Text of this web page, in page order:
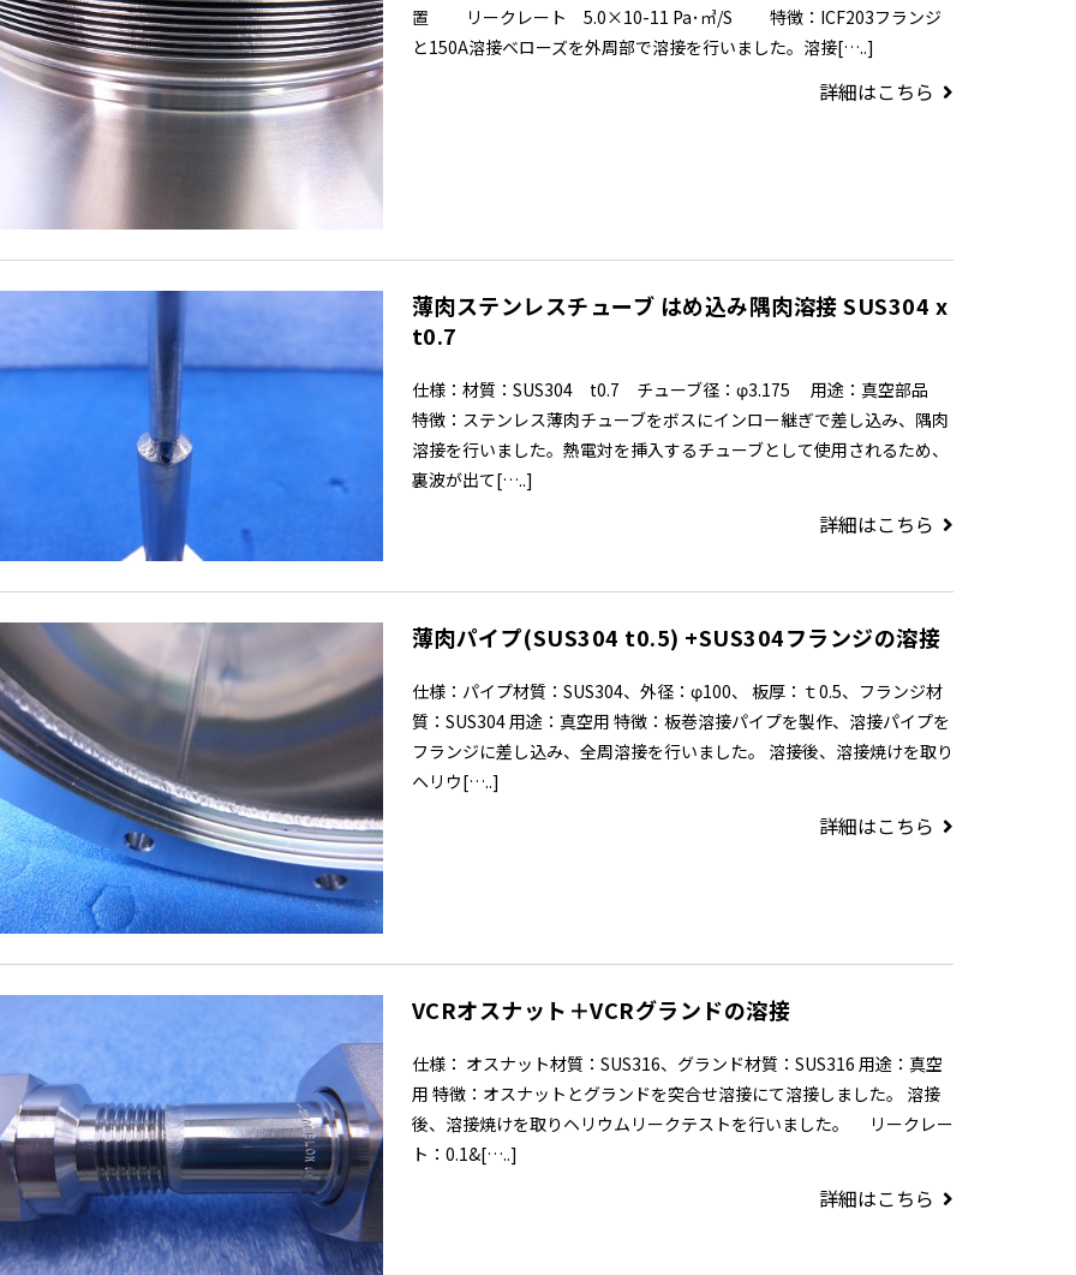
置 リークレート 5.0×10-11 Pa･㎥/S 特徴：ICF203フランジ
と150A溶接ベローズを外周部で溶接を行いました。溶接[…..]
詳細はこちら
薄肉ステンレスチューブ はめ込み隅肉溶接 SUS304 x
t0.7
仕様：材質：SUS304 t0.7 チューブ径：φ3.175 用途：真空部品
特徴：ステンレス薄肉チューブをボスにインロー継ぎで差し込み、隅肉
溶接を行いました。熱電対を挿入するチューブとして使用されるため、
裏波が出て[…..]
詳細はこちら
薄肉パイプ(SUS304 t0.5) +SUS304フランジの溶接
仕様：パイプ材質：SUS304、外径：φ100、 板厚：ｔ0.5、フランジ材
質：SUS304 用途：真空用 特徴：板巻溶接パイプを製作、溶接パイプを
フランジに差し込み、全周溶接を行いました。 溶接後、溶接焼けを取り
ヘリウ[…..]
詳細はこちら
VCRオスナット＋VCRグランドの溶接
仕様： オスナット材質：SUS316、グランド材質：SUS316 用途：真空
用 特徴：オスナットとグランドを突合せ溶接にて溶接しました。 溶接
後、溶接焼けを取りヘリウムリークテストを行いました。 リークレー
ト：0.1&[…..]
詳細はこちら